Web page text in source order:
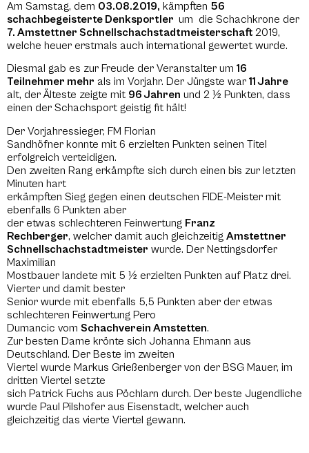
Am Samstag, dem 03.08.2019, kämpften 56
schachbegeisterte Denksportler um die Schachkrone der
7. Amstettner Schnellschachstadtmeisterschaft 2019,
welche heuer erstmals auch international gewertet wurde.
Diesmal gab es zur Freude der Veranstalter um 16
Teilnehmer mehr als im Vorjahr. Der Jüngste war 11 Jahre
alt, der Älteste zeigte mit 96 Jahren und 2 ½ Punkten, dass
einen der Schachsport geistig fit hält!
Der Vorjahressieger, FM Florian
Sandhöfner konnte mit 6 erzielten Punkten seinen Titel
erfolgreich verteidigen.
Den zweiten Rang erkämpfte sich durch einen bis zur letzten
Minuten hart
erkämpften Sieg gegen einen deutschen FIDE-Meister mit
ebenfalls 6 Punkten aber
der etwas schlechteren Feinwertung Franz
Rechberger, welcher damit auch gleichzeitig Amstettner
Schnellschachstadtmeister wurde. Der Nettingsdorfer
Maximilian
Mostbauer landete mit 5 ½ erzielten Punkten auf Platz drei.
Vierter und damit bester
Senior wurde mit ebenfalls 5,5 Punkten aber der etwas
schlechteren Feinwertung Pero
Dumancic vom Schachverein Amstetten.
Zur besten Dame krönte sich Johanna Ehmann aus
Deutschland. Der Beste im zweiten
Viertel wurde Markus Grießenberger von der BSG Mauer, im
dritten Viertel setzte
sich Patrick Fuchs aus Pöchlarn durch. Der beste Jugendliche
wurde Paul Pilshofer aus Eisenstadt, welcher auch
gleichzeitig das vierte Viertel gewann.